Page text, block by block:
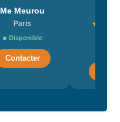
Me Meurou
Paris
Disponible
Contacter
★